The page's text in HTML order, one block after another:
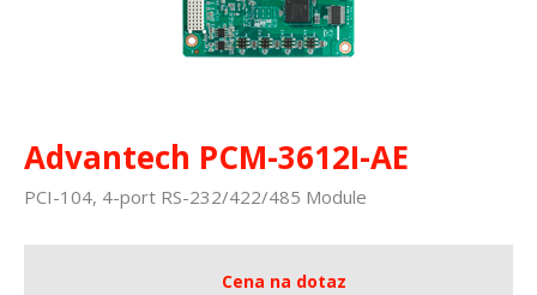
Advantech PCM-3612I-AE
PCI-104, 4-port RS-232/422/485 Module
Cena na dotaz